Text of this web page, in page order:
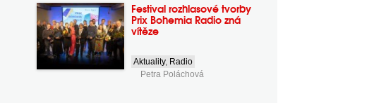
Festival rozhlasové tvorby
Prix Bohemia Radio zná
vítěze
Aktuality, Radio
Petra Poláchová